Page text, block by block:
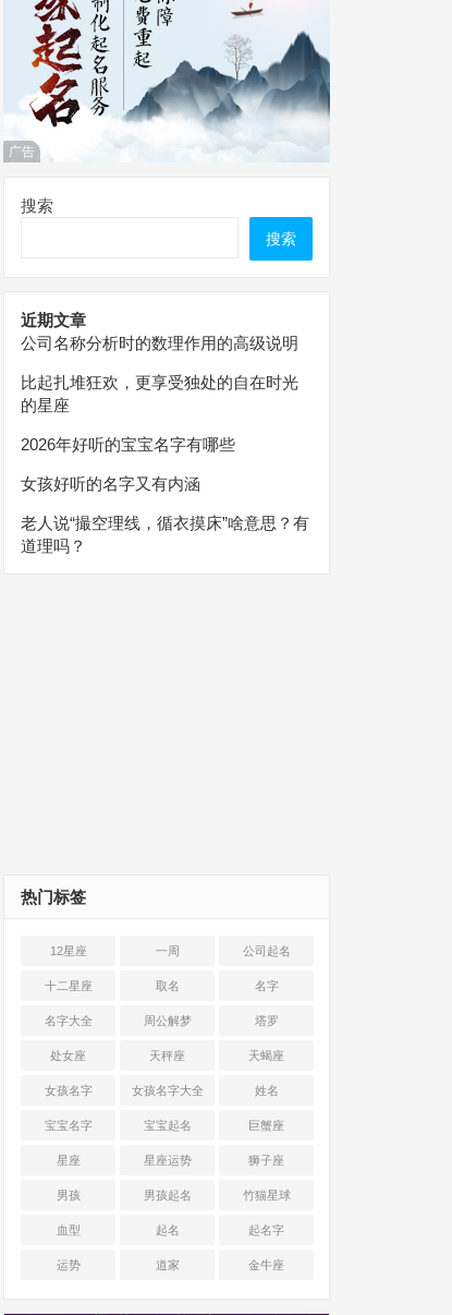
广告
搜索
搜索
近期文章
公司名称分析时的数理作用的高级说明
比起扎堆狂欢，更享受独处的自在时光
的星座
2026年好听的宝宝名字有哪些
女孩好听的名字又有内涵
老人说“撮空理线，循衣摸床”啥意思？有
道理吗？
热门标签
12星座 一周 公司起名
十二星座 取名 名字
名字大全 周公解梦 塔罗
处女座 天秤座 天蝎座
女孩名字 女孩名字大全 姓名
宝宝名字 宝宝起名 巨蟹座
星座 星座运势 狮子座
男孩 男孩起名 竹猫星球
血型 起名 起名字
运势 道家 金牛座